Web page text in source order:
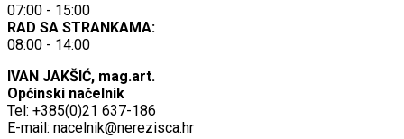
07:00 - 15:00
RAD SA STRANKAMA:
08:00 - 14:00
IVAN JAKŠIĆ, mag.art.
Općinski načelnik
Tel: +385(0)21 637-186
E-mail: nacelnik@nerezisca.hr